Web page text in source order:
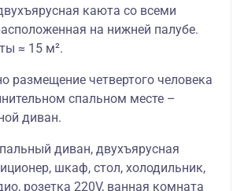
каюта со всеми
на нижней палубе.
≈ 15 м².
размещение четвертого человека
спальном месте –
диван.
диван, двухъярусная
шкаф, стол, холодильник,
розетка 220V, ванная комната